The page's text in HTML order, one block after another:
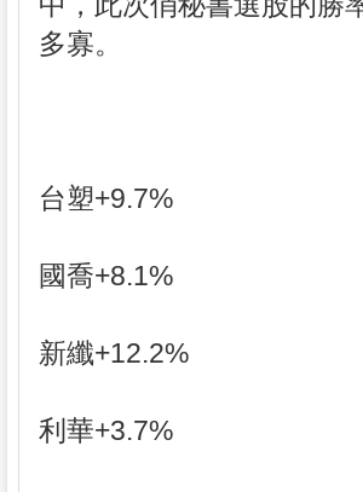
多寡。
台塑+9.7%
國喬+8.1%
新纖+12.2%
利華+3.7%